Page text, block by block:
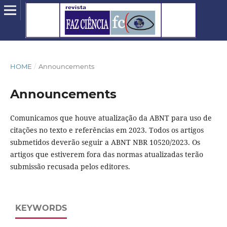
HOME / Announcements
Announcements
Comunicamos que houve atualização da ABNT para uso de
citações no texto e referências em 2023. Todos os artigos
submetidos deverão seguir a ABNT NBR 10520/2023. Os
artigos que estiverem fora das normas atualizadas terão
submissão recusada pelos editores.
KEYWORDS